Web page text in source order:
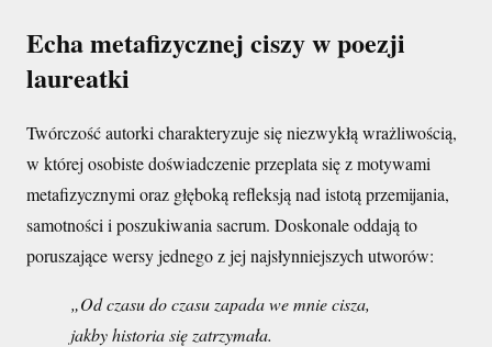
Echa metafizycznej ciszy w poezji
laureatki
Twórczość autorki charakteryzuje się niezwykłą wrażliwością,
w której osobiste doświadczenie przeplata się z motywami
metafizycznymi oraz głęboką refleksją nad istotą przemijania,
samotności i poszukiwania sacrum. Doskonale oddają to
poruszające wersy jednego z jej najsłynniejszych utworów:
„Od czasu do czasu zapada we mnie cisza,
jakby historia się zatrzymała.